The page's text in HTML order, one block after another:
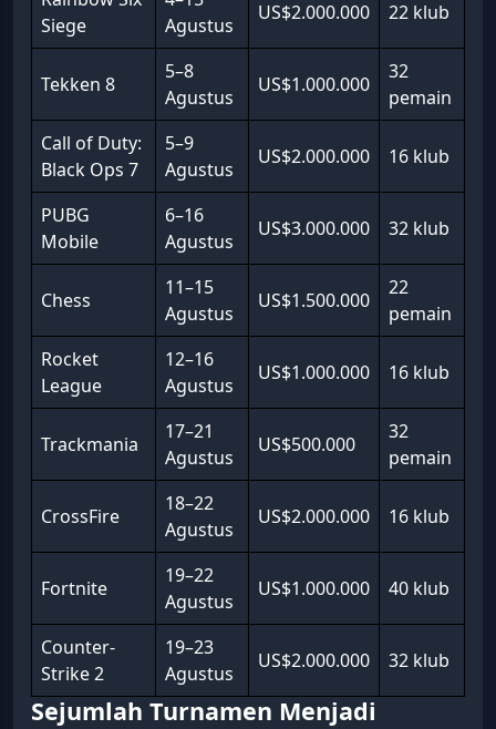
Siege
Agustus
US$2.000.000 22 klub
Tekken 8
5–8
Agustus
US$1.000.000
32
pemain
Call of Duty:
Black Ops 7
5–9
Agustus
US$2.000.000 16 klub
PUBG
Mobile
6–16
Agustus
US$3.000.000 32 klub
Chess
11–15
Agustus
US$1.500.000
22
pemain
Rocket
League
12–16
Agustus
US$1.000.000 16 klub
Trackmania
17–21
Agustus
US$500.000
32
pemain
CrossFire
18–22
Agustus
US$2.000.000 16 klub
Fortnite
19–22
Agustus
US$1.000.000 40 klub
Counter-
Strike 2
19–23
Agustus
US$2.000.000 32 klub
Sejumlah Turnamen Menjadi